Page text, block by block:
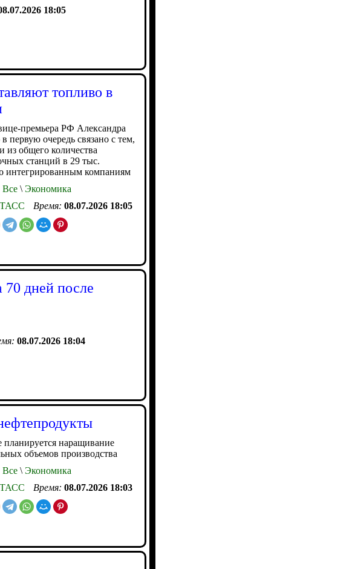
18:05
топливо в
премьера РФ Александра
первую очередь связано с тем,
из общего количества
станций в 29 тыс.
интегрированным компаниям
Все \ Экономика
ТАСС Время: 08.07.2026 18:05
дней после
08.07.2026 18:04
планируется наращивание
объемов производства
Все \ Экономика
ТАСС Время: 08.07.2026 18:03